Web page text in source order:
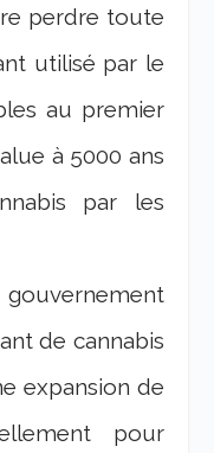
perdre toute
utilisé par le
au premier
à 5000 ans
par les
de cannabis
expansion de
pour